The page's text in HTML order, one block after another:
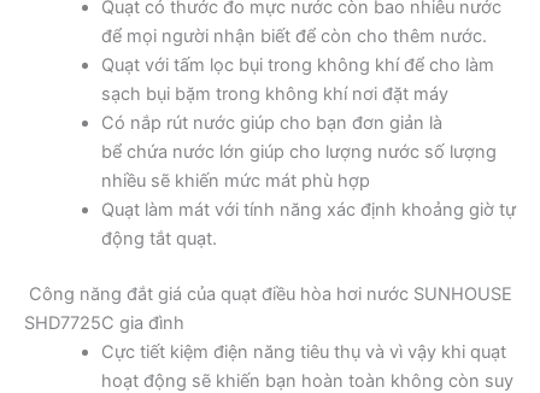
Quạt có thước đo mực nước còn bao nhiêu nước
để mọi người nhận biết để còn cho thêm nước.
Quạt với tấm lọc bụi trong không khí để cho làm
sạch bụi bặm trong không khí nơi đặt máy
Có nắp rút nước giúp cho bạn đơn giản là
bể chứa nước lớn giúp cho lượng nước số lượng
nhiều sẽ khiến mức mát phù hợp
Quạt làm mát với tính năng xác định khoảng giờ tự
động tắt quạt.
Công năng đắt giá của quạt điều hòa hơi nước SUNHOUSE
SHD7725C gia đình
Cực tiết kiệm điện năng tiêu thụ và vì vậy khi quạt
hoạt động sẽ khiến bạn hoàn toàn không còn suy